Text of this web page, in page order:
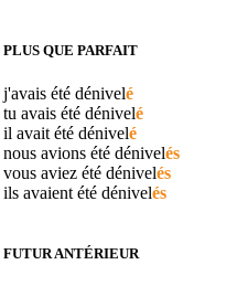
PLUS QUE PARFAIT
j'avais été dénivelé
tu avais été dénivelé
il avait été dénivelé
nous avions été dénivelés
vous aviez été dénivelés
ils avaient été dénivelés
FUTUR ANTÉRIEUR